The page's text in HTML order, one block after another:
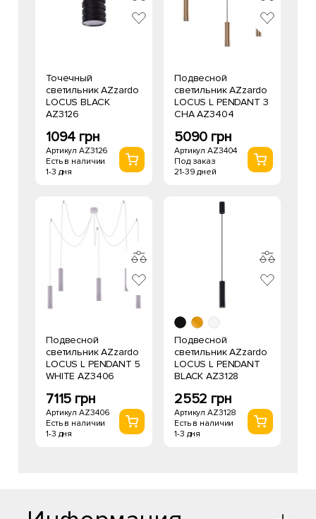
Точечный
светильник AZzardo
LOCUS BLACK
AZ3126
1094 грн
Артикул AZ3126
Есть в наличии
1-3 дня
Подвесной
светильник AZzardo
LOCUS L PENDANT 3
CHA AZ3404
5090 грн
Артикул AZ3404
Под заказ
21-39 дней
Подвесной
светильник AZzardo
LOCUS L PENDANT 5
WHITE AZ3406
7115 грн
Артикул AZ3406
Есть в наличии
1-3 дня
Подвесной
светильник AZzardo
LOCUS L PENDANT
BLACK AZ3128
2552 грн
Артикул AZ3128
Есть в наличии
1-3 дня